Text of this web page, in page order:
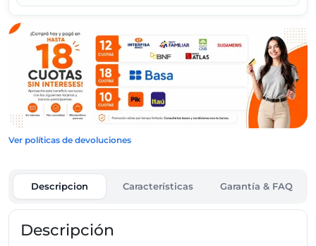
Ver políticas de devoluciones
Descripcion Características Garantía & FAQ
Descripción